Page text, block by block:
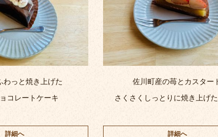
わっと焼き上げた
コレートケーキ
詳細へ
佐川町産の苺とカスター
さくさくしっとりに焼き上げ
詳細へ